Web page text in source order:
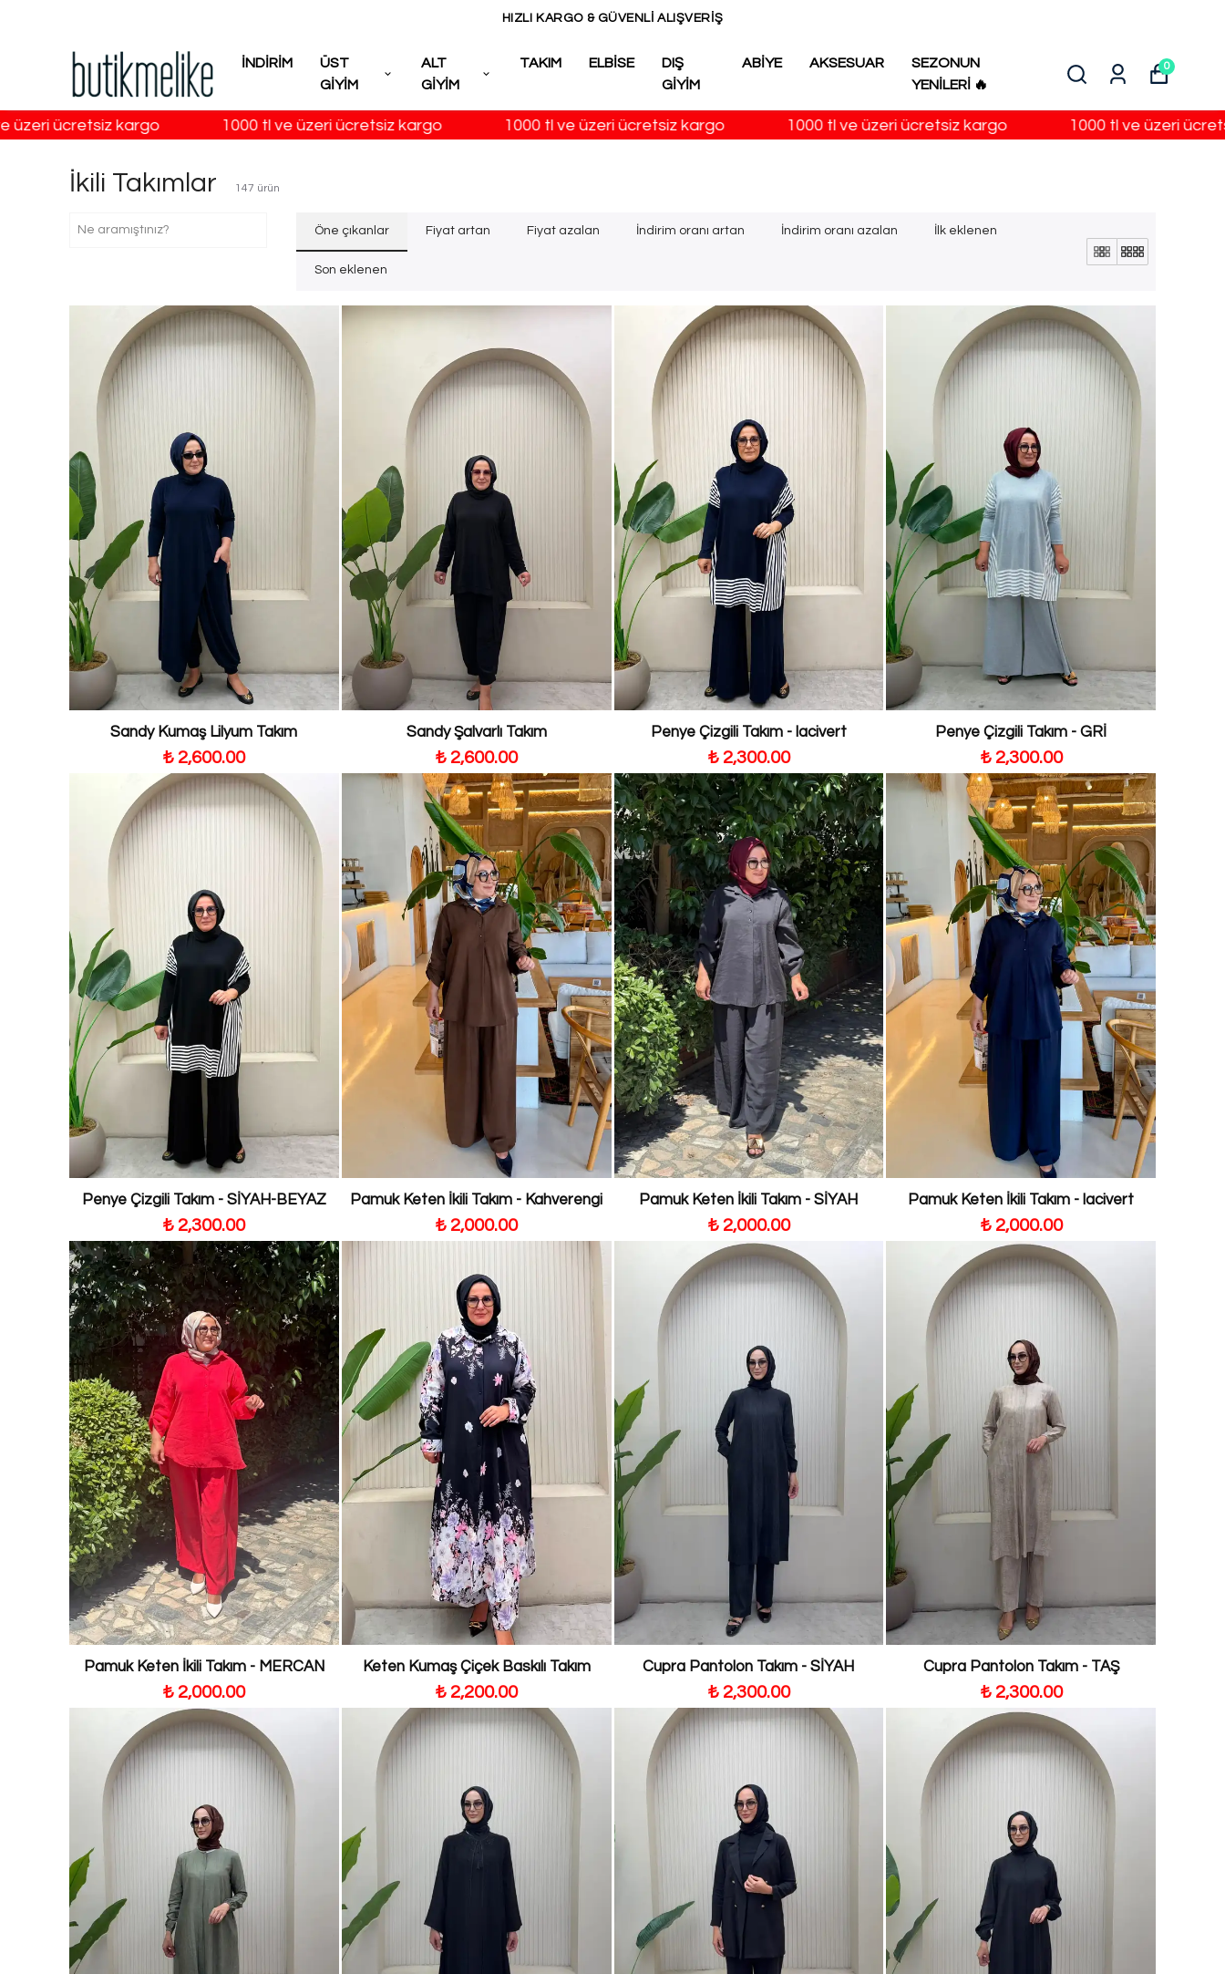
HIZLI KARGO & GÜVENLİ ALIŞVERİŞ
İNDİRİM
ÜST
GİYİM
ALT
GİYİM
TAKIM ELBİSE
DIŞ
GİYİM
ABİYE AKSESUAR
SEZONUN
YENİLERİ 🔥
0
kargo 1000 tl ve üzeri ücretsiz kargo 1000 tl ve üzeri ücretsiz kargo 1000 tl ve üzeri ücretsiz kargo 1000 tl ve üzeri ücretsiz kargo
İkili Takımlar 147 ürün
Öne çıkanlar Fiyat artan Fiyat azalan İndirim oranı artan İndirim oranı azalan İlk eklenen
Son eklenen
Sandy Kumaş Lilyum Takım
₺ 2,600.00
Sandy Şalvarlı Takım
₺ 2,600.00
Penye Çizgili Takım - lacivert
₺ 2,300.00
Penye Çizgili Takım - GRİ
₺ 2,300.00
Penye Çizgili Takım - SİYAH-BEYAZ
₺ 2,300.00
Pamuk Keten İkili Takım - Kahverengi
₺ 2,000.00
Pamuk Keten İkili Takım - SİYAH
₺ 2,000.00
Pamuk Keten İkili Takım - lacivert
₺ 2,000.00
Pamuk Keten İkili Takım - MERCAN
₺ 2,000.00
Keten Kumaş Çiçek Baskılı Takım
₺ 2,200.00
Cupra Pantolon Takım - SİYAH
₺ 2,300.00
Cupra Pantolon Takım - TAŞ
₺ 2,300.00